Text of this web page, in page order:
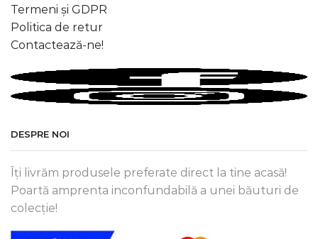
Termeni și GDPR
Politica de retur
Contactează-ne!
DESPRE NOI
Îți livrăm produsele preferate direct la tine acasă!
Poartă amprenta inconfundabilă a unei băuturi de
colecție!